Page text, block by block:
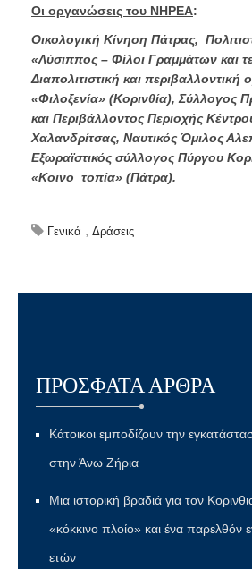
Οι οργανώσεις του ΝΗΡΕΑ:
Οικολογική Κίνηση Πάτρας,
«Λύσιππος – Φίλοι Γραμμάτων και
Διαπολιτιστική και
«Φιλοξενία» (Κορινθία), Σύλλογος
και Περιβάλλοντος Περιοχής
Χαλανδρίτσας, Ναυτικός Όμιλος
Εξωραϊστικός σύλλογος Πύργου
«Κοινο_τοπία» (Πάτρα).
Γενικά , Δράσεις
ΠΡΌΣΦΑΤΑ ΆΡΘΡΑ
Κάτοικοι εμποδίζουν την
στην Άνω Ζήρια
Μια ιστορική βραδιά για τον
«κόκκινο πλοίο» και ένα παρελθόν
ετών